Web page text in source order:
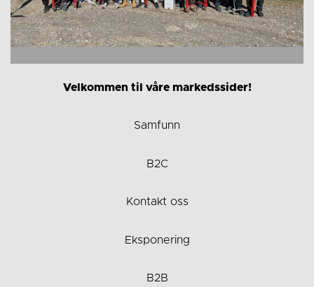
Velkommen til våre markedssider!
Samfunn
B2C
Kontakt oss
Eksponering
B2B